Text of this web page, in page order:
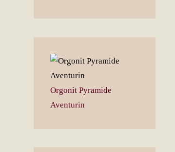
Orgonit Pyramide
Aventurin